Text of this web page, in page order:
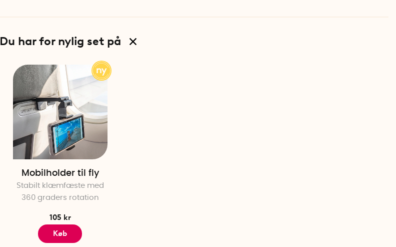
Du har for nylig set på
Mobilholder til fly
Stabilt klæmfæste med
360 graders rotation
105 kr
Køb